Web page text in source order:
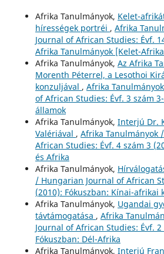
Afrika Tanulmányok, Kelet-
hírességek portréi , Afrika
Journal of African Studies: Évf.
Afrika Tanulmányok [Kelet-
Afrika Tanulmányok, Az Afrika
Morenth Péterrel, a Lesothoi
konzuljával , Afrika
of African Studies: Évf. 3 szám
államok
Afrika Tanulmányok, Interjú Dr.
Valériával , Afrika Tanulmányok
African Studies: Évf. 4 szám 3
és Afrika
Afrika Tanulmányok,
/ Hungarian Journal of African
(2010): Fókuszban: Kínai-afrikai
Afrika Tanulmányok, Ugandai
távtámogatása , Afrika
Journal of African Studies: Évf. 2
Fókuszban: Dél-Afrika
Afrika Tanulmányok, Interjú